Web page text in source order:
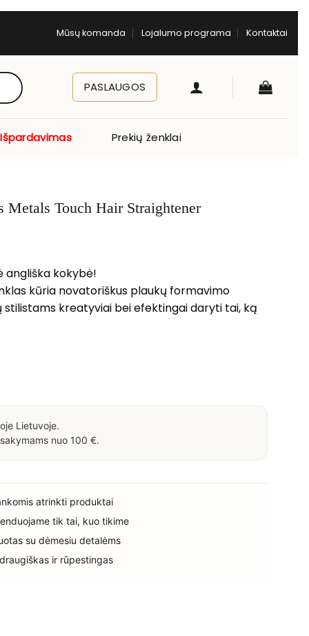
Mūsų komanda Lojalumo programa Kontaktai
PASLAUGOS
Išpardavimas Prekių ženklai
Metals Touch Hair Straightener
angliška kokybė!
kūria novatoriškus plaukų formavimo
stilistams kreatyviai bei efektingai daryti tai, ką
Lietuvoje.
nuo 100 €.
atrinkti produktai
tik tai, kuo tikime
su dėmesiu detalėms
ir rūpestingas